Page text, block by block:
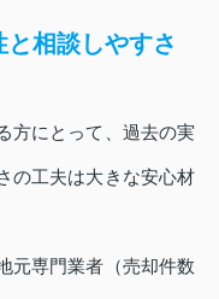
相談しやすさ
方にとって、過去の実
の工夫は大きな安心材
元専門業者（売却件数